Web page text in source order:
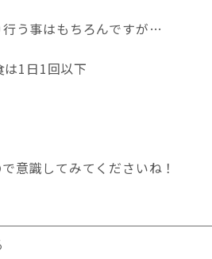
う事はもちろんですが…
1日1回以下
意識してみてくださいね！